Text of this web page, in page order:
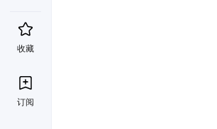
收藏
订阅